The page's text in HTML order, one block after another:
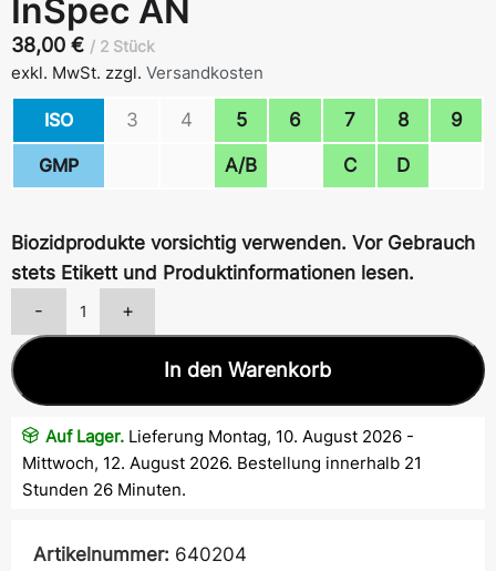
InSpec AN
38,00 € 2 Stück
exkl. MwSt. zzgl. Versandkosten
ISO 3 4 5 6 7 8 9
GMP A/B C D
Biozidprodukte vorsichtig verwenden. Vor Gebrauch
stets Etikett und Produktinformationen lesen.
-
+
In den Warenkorb
Auf Lager. Lieferung Montag, 10. August 2026 -
Mittwoch, 12. August 2026. Bestellung innerhalb 21
Stunden 26 Minuten.
Artikelnummer: 640204